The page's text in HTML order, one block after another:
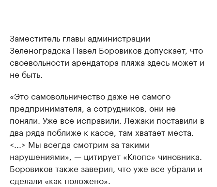
Заместитель главы администрации
Зеленоградска Павел Боровиков допускает, что
своевольности арендатора пляжа здесь может и
не быть.
«Это самовольничество даже не самого
предпринимателя, а сотрудников, они не
поняли. Уже все исправили. Лежаки поставили в
два ряда поближе к кассе, там хватает места.
<...> Мы всегда смотрим за такими
нарушениями», — цитирует «Клопс» чиновника.
Боровиков также заверил, что уже все убрали и
сделали «как положено».